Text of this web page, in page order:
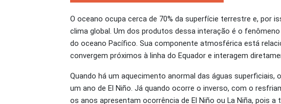
O oceano ocupa cerca de 70% da superfície terrestre e, por
clima global. Um dos produtos dessa interação é o
do oceano Pacífico. Sua componente atmosférica está
convergem próximos à linha do Equador e interagem
Quando há um aquecimento anormal das águas
um ano de El Niño. Já quando ocorre o inverso, com o
os anos apresentam ocorrência de El Niño ou La Niña, pois